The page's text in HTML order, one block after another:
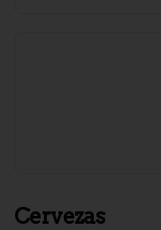
Cervezas